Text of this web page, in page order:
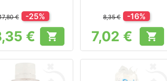
€ -25%
Prix
€ 
8,35 € -16%
Prix
7,02 € 